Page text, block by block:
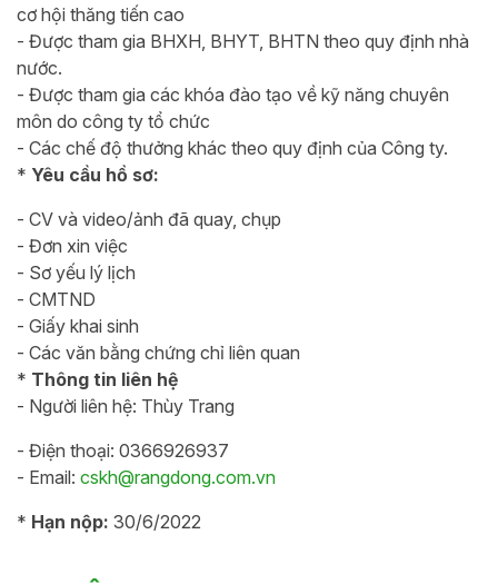
cơ hội thăng tiến cao
- Được tham gia BHXH, BHYT, BHTN theo quy định nhà
nước.
- Được tham gia các khóa đào tạo về kỹ năng chuyên
môn do công ty tổ chức
- Các chế độ thưởng khác theo quy định của Công ty.
* Yêu cầu hồ sơ:
- CV và video/ảnh đã quay, chụp
- Đơn xin việc
- Sơ yếu lý lịch
- CMTND
- Giấy khai sinh
- Các văn bằng chứng chỉ liên quan
* Thông tin liên hệ
- Người liên hệ: Thùy Trang
- Điện thoại: 0366926937
- Email: cskh@rangdong.com.vn
* Hạn nộp: 30/6/2022